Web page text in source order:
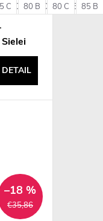
85 C 85 D 85 E 90
C 80 B 80 C 85 B
DETAIL
€35,86
–18 %